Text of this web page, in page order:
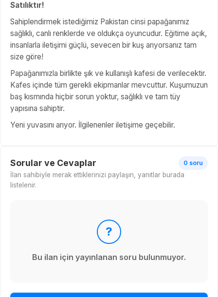
Satılıktır!
Sahiplendirmek istediğimiz Pakistan cinsi papağanımız
sağlıklı, canlı renklerde ve oldukça oyuncudur. Eğitime açık,
insanlarla iletişimi güçlü, sevecen bir kuş arıyorsanız tam
size göre!
Papağanımızla birlikte şık ve kullanışlı kafesi de verilecektir.
Kafes içinde tüm gerekli ekipmanlar mevcuttur. Kuşumuzun
baş kısmında hiçbir sorun yoktur, sağlıklı ve tam tüy
yapısına sahiptir.
Yeni yuvasını arıyor. İlgilenenler iletişime geçebilir.
Sorular ve Cevaplar 0 soru
İlan sahibiyle merak ettiklerinizi paylaşın, yanıtlar burada
listelenir.
?
Bu ilan için yayınlanan soru bulunmuyor.